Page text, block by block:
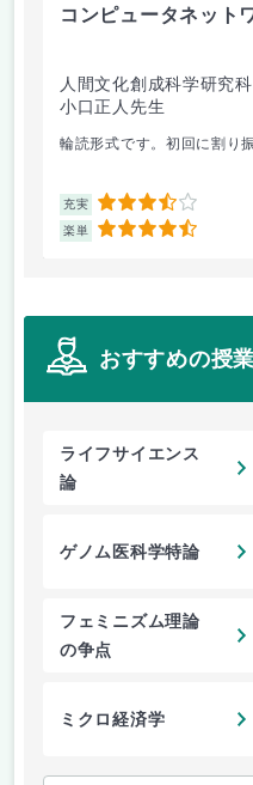
コンピュータネット
人間文化創成科学研究
小口正人先生
輪読形式です。初回に割り
充実 3.5
楽単 4.5
おすすめの授業
ライフサイエンス
論
ゲノム医科学特論
フェミニズム理論
の争点
ミクロ経済学